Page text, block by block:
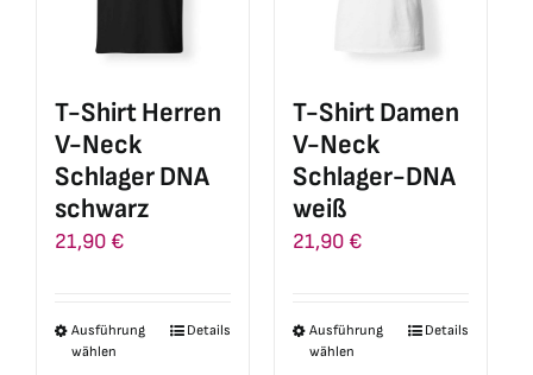
auf
Produktseite
gewählt
werden
Optionen
können
der
Produktseite
gewählt
T-Shirt Herren
V-Neck
Schlager DNA
schwarz
21,90 €
Ausführung
wählen
DiesesDetails
T-Shirt Damen
V-Neck
Schlager-DNA
weiß
21,90 €
Ausführung
wählen
DiesesDetails